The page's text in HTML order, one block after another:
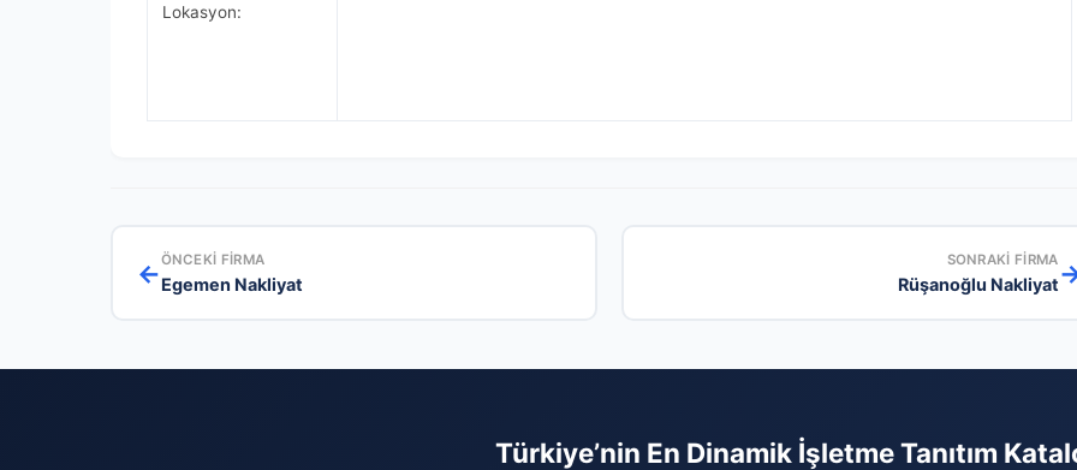
Lokasyon:
←ÖNCEKI FIRMA
Egemen Nakliyat
SONRAKI FIRMA
Rüşanoğlu Nakliyat
Türkiye’nin En Dinamik İşletme Tanıtım